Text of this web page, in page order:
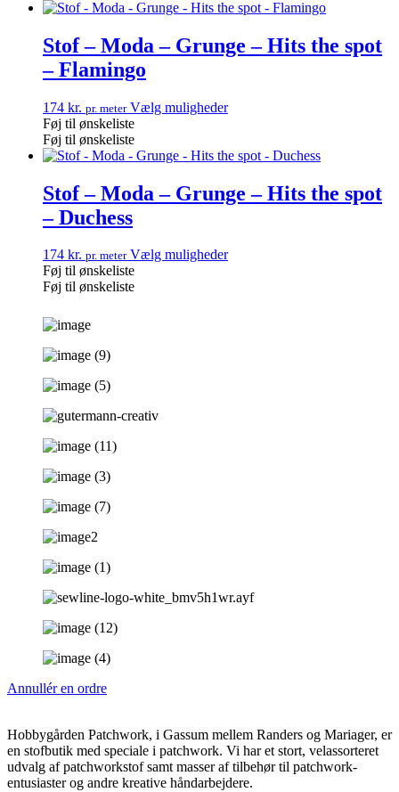
Stof – Moda – Grunge – Hits the spot
– Flamingo
174 kr. pr. meter Vælg muligheder
Føj til ønskeliste
Føj til ønskeliste
Stof – Moda – Grunge – Hits the spot
– Duchess
174 kr. pr. meter Vælg muligheder
Føj til ønskeliste
Føj til ønskeliste
Annullér en ordre
Hobbygården Patchwork, i Gassum mellem Randers og Mariager, er
en stofbutik med speciale i patchwork. Vi har et stort, velassorteret
udvalg af patchworkstof samt masser af tilbehør til patchwork-
entusiaster og andre kreative håndarbejdere.